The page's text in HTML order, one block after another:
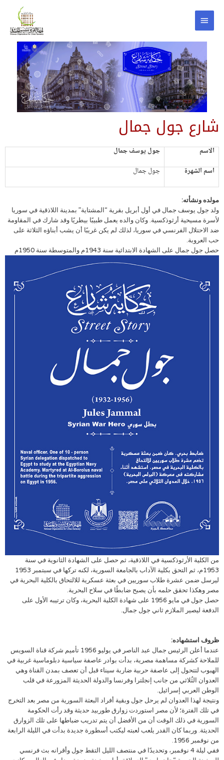
شارع جول جمال
الاسم
جول يوسف جمال
اسم الشهرة
جول جمال
مولده ونشأته:
ولد جول يوسف جمال في أول أبريل بقرية “المشتاية” بمدينة اللاذقية في سوريا
لأسرة مسيحية أرثوذكسية. وكان والده يعمل طبيبًا بيطريًا وقد شارك في المقاومة
ضد الاحتلال الفرنسي في سوريا، لذلك لم يكن غريبًا أن يشب أبناؤه الثلاثة على
حب العروبة.
حصل جول جمال على الشهادة الابتدائية سنة 1943م
والمتوسطة سنة 1950م
من الكلية الأرثوذكسية في اللاذقية، ثم حصل على الشهادة الثانوية في سنة
1953م، ثم التحق بكلية الآداب بالجامعة السورية، لكنه تركها في سبتمبر 1953
ليرسل ضمن عشرة طلاب سوريين في بعثة عسكرية للالتحاق بالكلية البحرية في
مصر وهكذا تحقق حلمه بأن يصبح ضابطًا في سلاح البحرية.
حصل جول في مايو 1956 على شهادة الكلية البحرية، وكان ترتيبه الأول على
الدفعة ليصير الملازم ثاني جول جمال.
ظروف استشهاده:
عندما أعلن الرئيس جمال عبد الناصر في يوليو 1956 تأميم شركة قناة السويس
للملاحة كشركة مساهمة مصرية، بدأت بوادر عاصفة سياسية دبلوماسية غربية في
الهبوب لتتحول إلى عاصفة حربية ضاربة سيناء قبل أن تعصف بمدن القناة وهي
العدوان الثُلاثي من جانب إنجلترا وفرنسا والدولة الحديثة المزورعة في قلب
الوطن العربي إسرائيل.
ونتيجة لهذا العدوان لم يرحل جول وبقية أفراد البعثة السورية من مصر بعد التخرج
في تلك الفترة؛ لأن مصر استوردت زوارق طوربيد حديثة وقد رأت الحكومة
السورية في ذلك الوقت أن من الأفضل أن يتم تدريب ضباطها على تلك الزوارق
الحديثة. وربما كان القدر يلعب لعبته ليكتب أسطورة جديدة بدأت في الليلة الرابعة
من نوفمبر 1956.
ففي ليلة 4 نوفمبر، وتحديدًا في منتصف الليل التقط جول وأقرانه بث فرنسي